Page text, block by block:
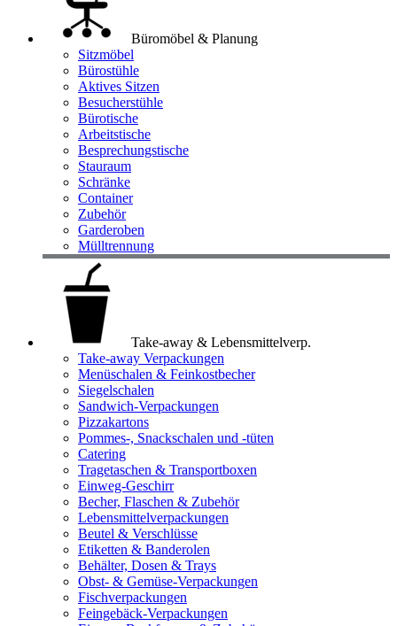
Büromöbel & Planung
Sitzmöbel
Bürostühle
Aktives Sitzen
Besucherstühle
Bürotische
Arbeitstische
Besprechungstische
Stauraum
Schränke
Container
Zubehör
Garderoben
Mülltrennung
Take-away & Lebensmittelverp.
Take-away Verpackungen
Menüschalen & Feinkostbecher
Siegelschalen
Sandwich-Verpackungen
Pizzakartons
Pommes-, Snackschalen und -tüten
Catering
Tragetaschen & Transportboxen
Einweg-Geschirr
Becher, Flaschen & Zubehör
Lebensmittelverpackungen
Beutel & Verschlüsse
Etiketten & Banderolen
Behälter, Dosen & Trays
Obst- & Gemüse-Verpackungen
Fischverpackungen
Feingebäck-Verpackungen